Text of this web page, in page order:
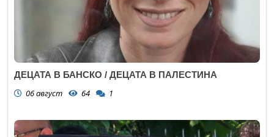
ДЕЦАТА В БАНСКО / ДЕЦАТА В ПАЛЕСТИНА
06 август 64 1